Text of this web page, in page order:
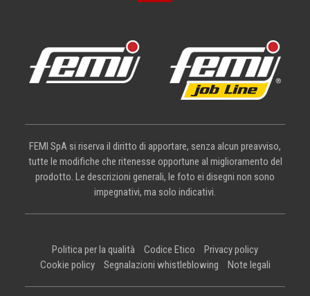
FEMI SpA si riserva il diritto di apportare, senza alcun preavviso,
tutte le modifiche che ritenesse opportune al miglioramento del
prodotto. Le descrizioni generali, le foto ei disegni non sono
impegnativi, ma solo indicativi.
Politica per la qualità Codice Etico
Privacy policy
Cookie policy
Segnalazioni whistleblowing Note legali